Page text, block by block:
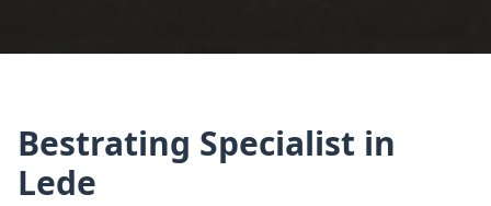
Bestrating Specialist in
Lede